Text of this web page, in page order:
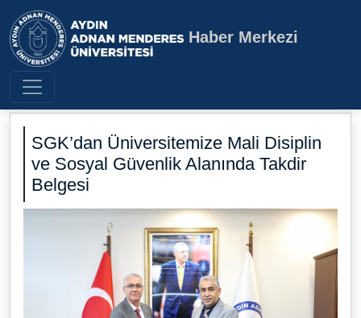
Aydın Adnan Menderes
Haber Merkezi
SGK’dan Üniversitemize Mali Disiplin
ve Sosyal Güvenlik Alanında Takdir
Belgesi